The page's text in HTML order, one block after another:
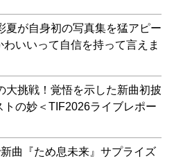
夏が自身初の写真集を猛アピー
わいいって自信を持って言えま
大挑戦！覚悟を示した新曲初披
トの妙＜TIF2026ライブレポー
曲『ため息未来』サプライズ